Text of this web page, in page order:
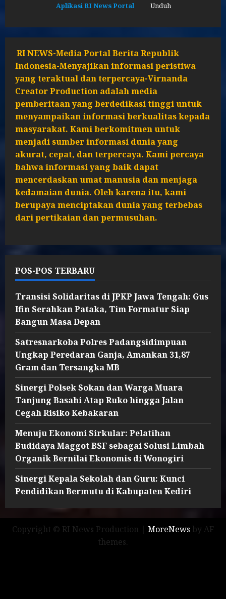
Aplikasi RI News Portal Unduh
RI NEWS-Media Portal Berita Republik
Indonesia-Menyajikan informasi peristiwa
yang teraktual dan terpercaya-Virnanda
Creator Production adalah media
pemberitaan yang berdedikasi tinggi untuk
menyampaikan informasi berkualitas kepada
masyarakat. Kami berkomitmen untuk
menjadi sumber informasi dunia yang
akurat, cepat, dan terpercaya. Kami percaya
bahwa informasi yang baik dapat
mencerdaskan umat manusia dan menjaga
kedamaian dunia. Oleh karena itu, kami
berupaya menciptakan dunia yang terbebas
dari pertikaian dan permusuhan.
POS-POS TERBARU
Transisi Solidaritas di JPKP Jawa Tengah: Gus
Ifin Serahkan Pataka, Tim Formatur Siap
Bangun Masa Depan
Satresnarkoba Polres Padangsidimpuan
Ungkap Peredaran Ganja, Amankan 31,87
Gram dan Tersangka MB
Sinergi Polsek Sokan dan Warga Muara
Tanjung Basahi Atap Ruko hingga Jalan
Cegah Risiko Kebakaran
Menuju Ekonomi Sirkular: Pelatihan
Budidaya Maggot BSF sebagai Solusi Limbah
Organik Bernilai Ekonomis di Wonogiri
Sinergi Kepala Sekolah dan Guru: Kunci
Pendidikan Bermutu di Kabupaten Kediri
Copyright © RI News Production | MoreNews by AF
themes.